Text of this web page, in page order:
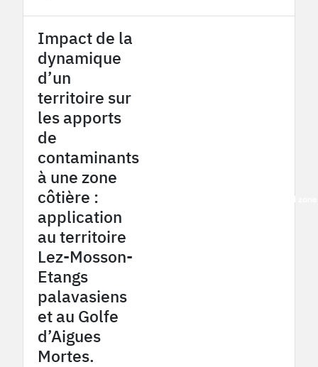
Impact de la
dynamique
d’un
territoire sur
les apports
de
contaminants
à une zone
côtière :
application
au territoire
Lez-Mosson-
Etangs
palavasiens
et au Golfe
d’Aigues
Mortes.
French Mediterranean coastal